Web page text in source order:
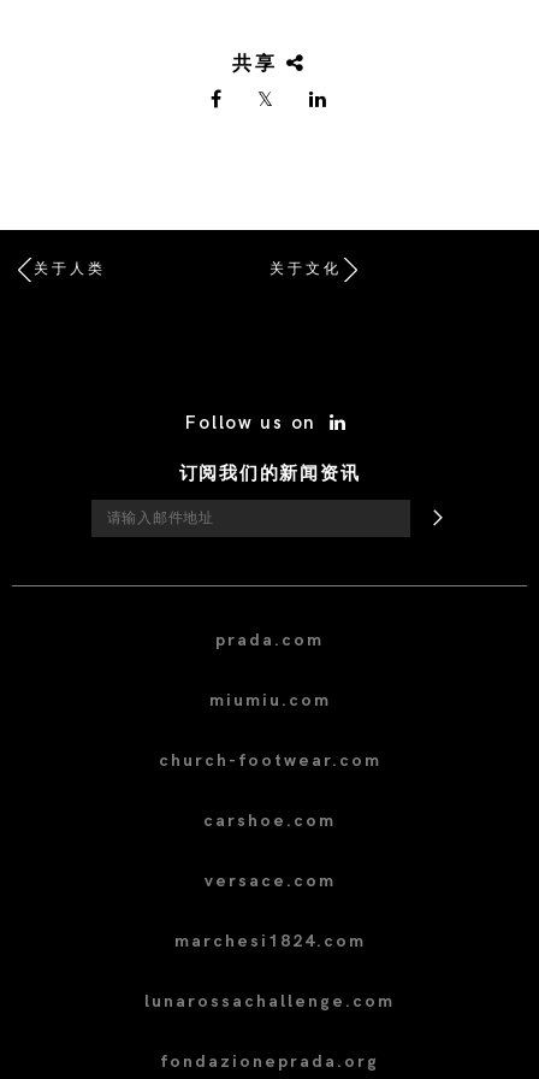
共享
关于人类 关于文化
Follow us on
订阅我们的新闻资讯
prada.com
miumiu.com
church-footwear.com
carshoe.com
versace.com
marchesi1824.com
lunarossachallenge.com
fondazioneprada.org